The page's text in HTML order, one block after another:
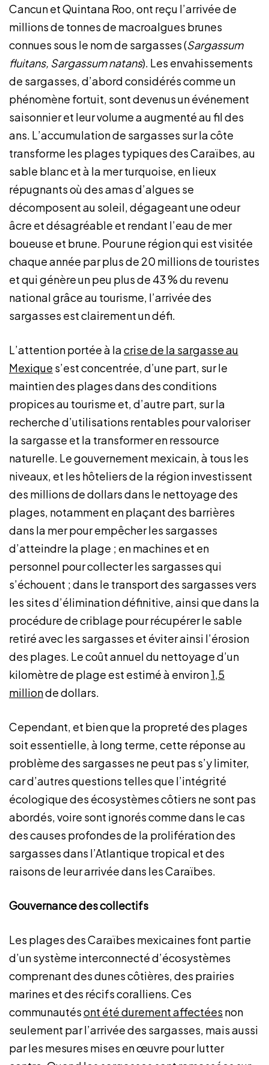
Cancun et Quintana Roo, ont reçu l’arrivée de
millions de tonnes de macroalgues brunes
connues sous le nom de sargasses (Sargassum
fluitans, Sargassum natans). Les envahissements
de sargasses, d’abord considérés comme un
phénomène fortuit, sont devenus un événement
saisonnier et leur volume a augmenté au fil des
ans. L’accumulation de sargasses sur la côte
transforme les plages typiques des Caraïbes, au
sable blanc et à la mer turquoise, en lieux
répugnants où des amas d’algues se
décomposent au soleil, dégageant une odeur
âcre et désagréable et rendant l’eau de mer
boueuse et brune. Pour une région qui est visitée
chaque année par plus de 20 millions de touristes
et qui génère un peu plus de 43 % du revenu
national grâce au tourisme, l’arrivée des
sargasses est clairement un défi.
L’attention portée à lacrise de la sargasse au
Mexique s’est concentrée, d’une part, sur le
maintien des plages dans des conditions
propices au tourisme et, d’autre part, sur la
recherche d’utilisations rentables pour valoriser
la sargasse et la transformer en ressource
naturelle. Le gouvernement mexicain, à tous les
niveaux, et les hôteliers de la région investissent
des millions de dollars dans le nettoyage des
plages, notamment en plaçant des barrières
dans la mer pour empêcher les sargasses
d’atteindre la plage ; en machines et en
personnel pour collecter les sargasses qui
s’échouent ; dans le transport des sargasses vers
les sites d’élimination définitive, ainsi que dans la
procédure de criblage pour récupérer le sable
retiré avec les sargasses et éviter ainsi l’érosion
des plages. Le coût annuel du nettoyage d’un
kilomètre de plage est estimé à environ1,5
millionde dollars.
Cependant, et bien que la propreté des plages
soit essentielle, à long terme, cette réponse au
problème des sargasses ne peut pas s’y limiter,
car d’autres questions telles que l’intégrité
écologique des écosystèmes côtiers ne sont pas
abordés, voire sont ignorés comme dans le cas
des causes profondes de la prolifération des
sargasses dans l’Atlantique tropical et des
raisons de leur arrivée dans les Caraïbes.
Gouvernance des collectifs
Les plages des Caraïbes mexicaines font partie
d’un système interconnecté d’écosystèmes
comprenant des dunes côtières, des prairies
marines et des récifs coralliens. Ces
communautésont été durement affectées non
seulement par l’arrivée des sargasses, mais aussi
par les mesures mises en œuvre pour lutter